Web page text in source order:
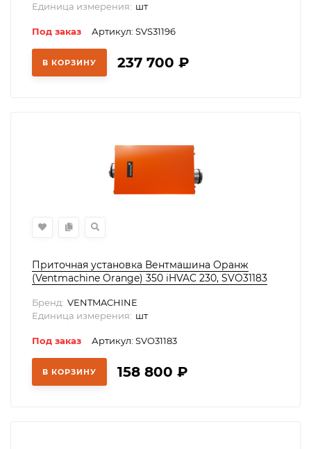
Единица измерения: шт
Под заказ Артикул: SVS31196
В КОРЗИНУ 237 700 ₽
Приточная установка Вентмашина Оранж
(Ventmachine Orange) 350 iHVAC 230, SVO31183
Бренд: VENTMACHINE
Единица измерения: шт
Под заказ Артикул: SVO31183
В КОРЗИНУ 158 800 ₽